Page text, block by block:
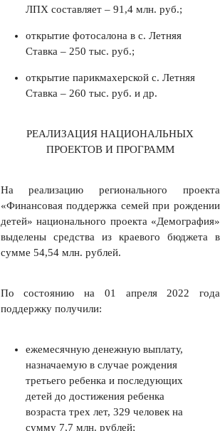
ЛПХ составляет – 91,4 млн. руб.;
открытие фотосалона в с. Летняя
Ставка – 250 тыс. руб.;
открытие парикмахерской с. Летняя
Ставка – 260 тыс. руб. и др.
РЕАЛИЗАЦИЯ НАЦИОНАЛЬНЫХ
ПРОЕКТОВ И ПРОГРАММ
На реализацию регионального проекта
«Финансовая поддержка семей при рождении
детей» национального проекта «Демография»
выделены средства из краевого бюджета в
сумме 54,54 млн. рублей.
По состоянию на 01 апреля 2022 года
поддержку получили:
ежемесячную денежную выплату,
назначаемую в случае рождения
третьего ребенка и последующих
детей до достижения ребенка
возраста трех лет, 329 человек на
сумму 7,7 млн. рублей;